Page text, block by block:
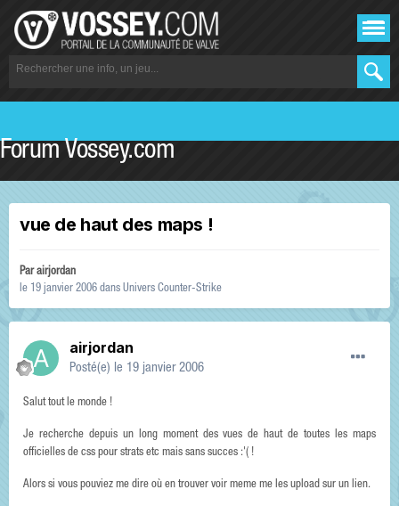
Forum Vossey.com
vue de haut des maps !
Parairjordan
le 19 janvier 2006 dans Univers Counter-Strike
airjordan
Posté(e) le 19 janvier 2006
Salut tout le monde !
Je recherche depuis un long moment des vues de haut de toutes les maps
officielles de css pour strats etc mais sans succes :'( !
Alors si vous pouviez me dire où en trouver voir meme me les upload sur un lien.